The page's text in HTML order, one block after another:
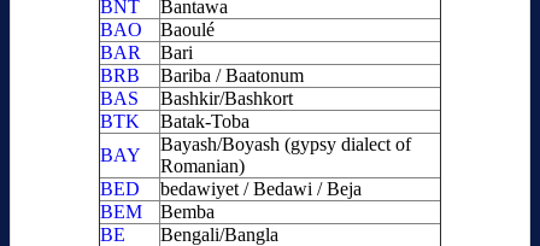
BNT
Bantawa
BAO
Baoulé
BAR
Bari
BRB
Bariba / Baatonum
BAS
Bashkir/Bashkort
BTK
Batak-Toba
BAY
Bayash/Boyash (gypsy dialect of
Romanian)
BED
bedawiyet / Bedawi / Beja
BEM
Bemba
BE
Bengali/Bangla